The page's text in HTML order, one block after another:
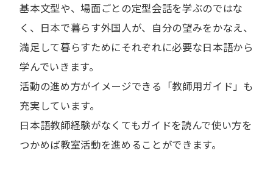
基本文型や、場面ごとの定型会話を学ぶのではな
く、日本で暮らす外国人が、自分の望みをかなえ、
満足して暮らすためにそれぞれに必要な日本語から
学んでいきます。
活動の進め方がイメージできる「教師用ガイド」も
充実しています。
日本語教師経験がなくてもガイドを読んで使い方を
つかめば教室活動を進めることができます。